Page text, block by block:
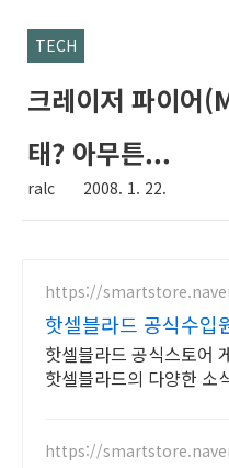
TECH
크레이저 파이어
태? 아무튼...
ralc 2008. 1. 22.
https://
핫셀블라드 공식수입
비젼
핫셀블라드 공식스토어
핫셀블라드의 다양한 소
https://